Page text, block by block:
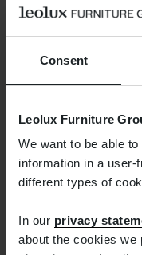
Consent
Leolux Furniture
We want to be able
information in a user-
different types of
In our privacy
about the cookies we
De volgende